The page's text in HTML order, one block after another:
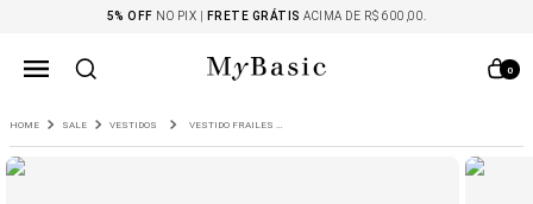
5% OFF NO PIX | FRETE GRÁTIS ACIMA DE R$ 600,00.
0
SALE VESTIDOS VESTIDO FRAILES FRANZIDO VISCOSE E LINHO CAQUI